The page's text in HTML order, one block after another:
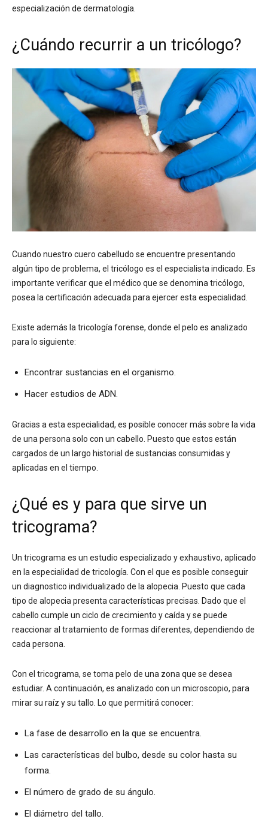
especialización de dermatología.
¿Cuándo recurrir a un tricólogo?
Cuando nuestro cuero cabelludo se encuentre presentando
algún tipo de problema, el tricólogo es el especialista indicado. Es
importante verificar que el médico que se denomina tricólogo,
posea la certificación adecuada para ejercer esta especialidad.
Existe además la tricología forense, donde el pelo es analizado
para lo siguiente:
Encontrar sustancias en el organismo.
Hacer estudios de ADN.
Gracias a esta especialidad, es posible conocer más sobre la vida
de una persona solo con un cabello. Puesto que estos están
cargados de un largo historial de sustancias consumidas y
aplicadas en el tiempo.
¿Qué es y para que sirve un
tricograma?
Un tricograma es un estudio especializado y exhaustivo, aplicado
en la especialidad de tricología. Con el que es posible conseguir
un diagnostico individualizado de la alopecia. Puesto que cada
tipo de alopecia presenta características precisas. Dado que el
cabello cumple un ciclo de crecimiento y caída y se puede
reaccionar al tratamiento de formas diferentes, dependiendo de
cada persona.
Con el tricograma, se toma pelo de una zona que se desea
estudiar. A continuación, es analizado con un microscopio, para
mirar su raíz y su tallo. Lo que permitirá conocer:
La fase de desarrollo en la que se encuentra.
Las características del bulbo, desde su color hasta su
forma.
El número de grado de su ángulo.
El diámetro del tallo.